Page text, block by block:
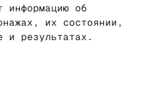
информацию об
их состоянии,
и результатах.